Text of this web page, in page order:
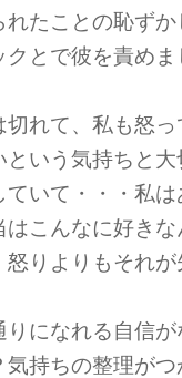
たことの恥ず
とで彼を責めま
れて、私も怒
いう気持ちと
いて・・・私
こんなに好き
りよりもそれ
になれる自信
持ちの整理が